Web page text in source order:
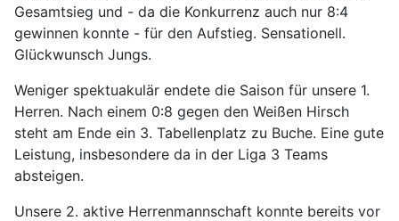
Gesamtsieg und - da die Konkurrenz auch nur 8:4
gewinnen konnte - für den Aufstieg. Sensationell.
Glückwunsch Jungs.
Weniger spektuakulär endete die Saison für unsere 1.
Herren. Nach einem 0:8 gegen den Weißen Hirsch
steht am Ende ein 3. Tabellenplatz zu Buche. Eine gute
Leistung, insbesondere da in der Liga 3 Teams
absteigen.
Unsere 2. aktive Herrenmannschaft konnte bereits vor